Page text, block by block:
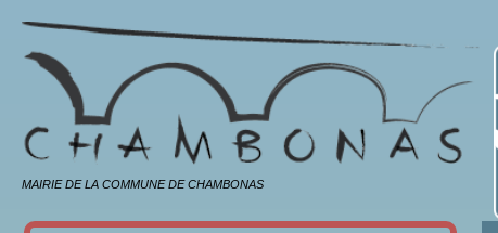
MAIRIE DE LA COMMUNE DE CHAMBONAS